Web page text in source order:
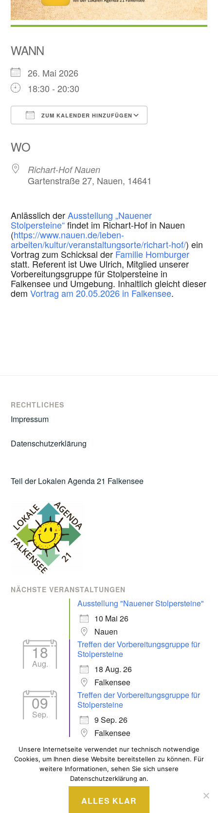
WANN
26. Mai 2026
18:30 - 20:30
ZUM KALENDER HINZUFÜGEN
WO
Richart-Hof Nauen
Gartenstraße 27, Nauen, 14641
Anlässlich derAusstellung „Nauener
Stolpersteine“findet im Richart-Hof in Nauen
(https://www.nauen.de/leben-
arbeiten/kultur/veranstaltungsorte/richart-hof/) ein
Vortrag zum Schicksal der Familie Homburger
statt. Referent ist Uwe Ulrich, Mitglied unserer
Vorbereitungsgruppe für Stolpersteine in
Falkensee und Umgebung. Inhaltlich gleicht dieser
demVortrag am 20.05.2026 in Falkensee.
RECHTLICHES
Impressum
Datenschutzerklärung
Teil der Lokalen Agenda 21 Falkensee
NÄCHSTE VERANSTALTUNGEN
Ausstellung "Nauener Stolpersteine"
10 Mai 26
Nauen
18
Aug.
Treffen der Vorbereitungsgruppe für
Stolpersteine
18 Aug. 26
Falkensee
09
Sep.
Treffen der Vorbereitungsgruppe für
Stolpersteine
9 Sep. 26
Falkensee
ALLE VERANSTALTUNGEN
Unsere Internetseite verwendet nur technisch notwendige
Cookies, um Ihnen diese Website bereitstellen zu können. Für
weitere Informationen, sehen Sie sich unsere
Datenschutzerklärung an.
ALLES KLAR